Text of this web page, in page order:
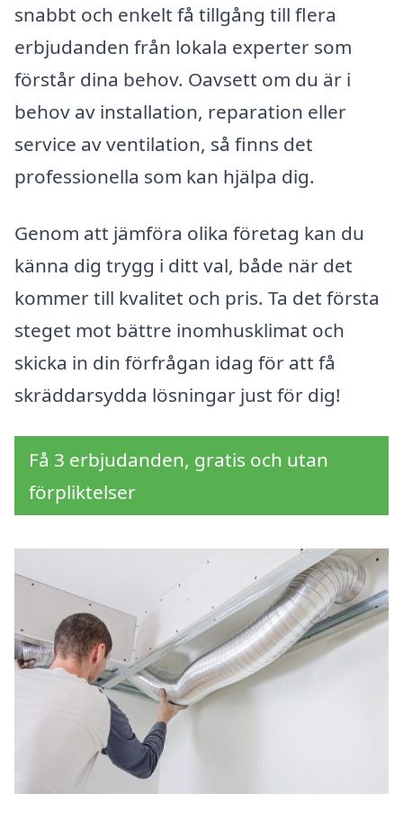
snabbt och enkelt få tillgång till flera
erbjudanden från lokala experter som
förstår dina behov. Oavsett om du är i
behov av installation, reparation eller
service av ventilation, så finns det
professionella som kan hjälpa dig.
Genom att jämföra olika företag kan du
känna dig trygg i ditt val, både när det
kommer till kvalitet och pris. Ta det första
steget mot bättre inomhusklimat och
skicka in din förfrågan idag för att få
skräddarsydda lösningar just för dig!
Få 3 erbjudanden, gratis och utan
förpliktelser